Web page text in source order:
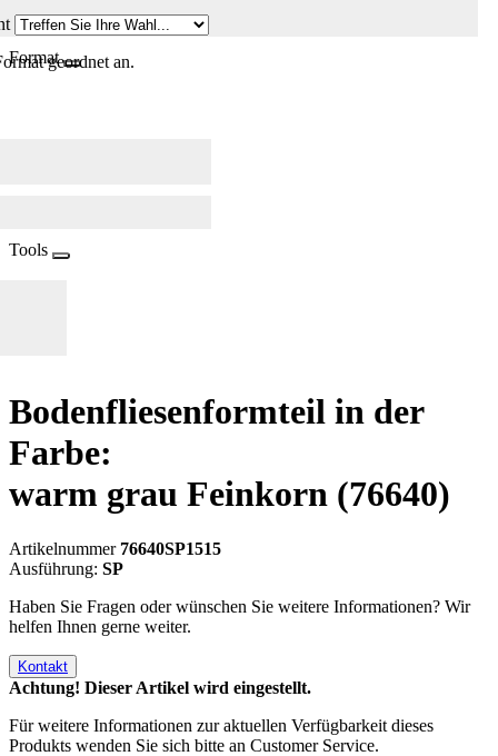
Formatgeordnet an.
Tools
Bodenfliesenformteil in der
Farbe:
warm grau Feinkorn (76640)
Artikelnummer 76640SP1515
Ausführung: SP
Haben Sie Fragen oder wünschen Sie weitere Informationen? Wir
helfen Ihnen gerne weiter.
Kontakt
Achtung! Dieser Artikel wird eingestellt.
Für weitere Informationen zur aktuellen Verfügbarkeit dieses
Produkts wenden Sie sich bitte an Customer Service.